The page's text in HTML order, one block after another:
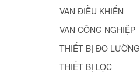
VAN ĐIỀU KHIỂN
VAN CÔNG NGHIỆP
THIẾT BỊ ĐO LƯỜNG
THIẾT BỊ LỌC